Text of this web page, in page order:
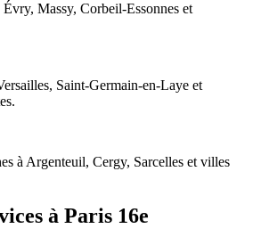
Massy, Corbeil-Essonnes et
Saint-Germain-en-Laye et
à Argenteuil, Cergy, Sarcelles et villes
à Paris 16e